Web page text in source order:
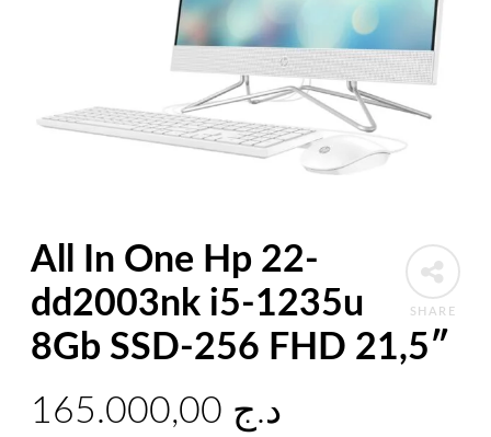
SHARE
All In One Hp 22-
dd2003nk i5-1235u
8Gb SSD-256 FHD 21,5″
د.ج